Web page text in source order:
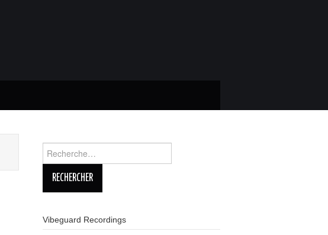
Vibeguard Recordings